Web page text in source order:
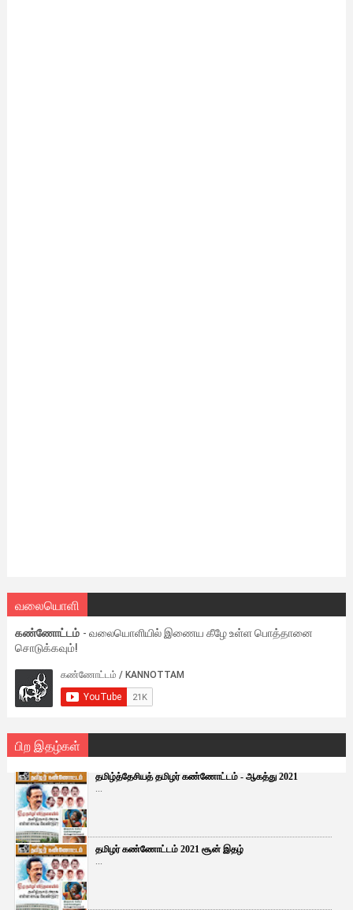
வலையொளி
கண்ணோட்டம் - வலையொளியில் இணைய கீழே உள்ள பொத்தானை
சொடுக்கவும்!
பிற இதழ்கள்
தமிழ்த்தேசியத் தமிழர் கண்ணோட்டம் - ஆகத்து 2021
...
தமிழர் கண்ணோட்டம் 2021 சூன் இதழ்
...